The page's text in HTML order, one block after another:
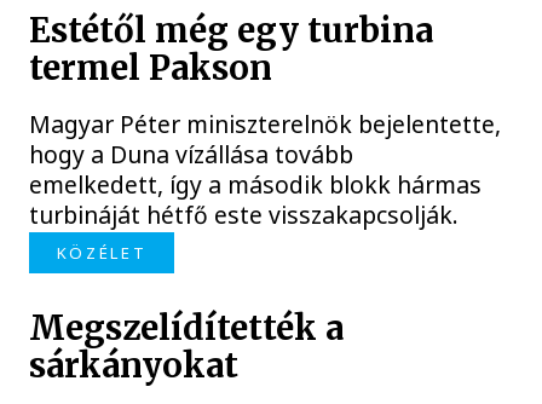
Estétől még egy turbina
termel Pakson
Magyar Péter miniszterelnök bejelentette,
hogy a Duna vízállása tovább
emelkedett, így a második blokk hármas
turbináját hétfő este visszakapcsolják.
KÖZÉLET
Megszelídítették a
sárkányokat